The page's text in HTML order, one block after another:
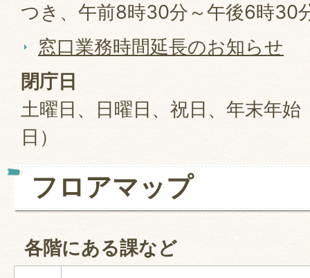
つき、午前8時30分～午後6時30
窓口業務時間延長のお知らせ
閉庁日
土曜日、日曜日、祝日、年末年始
日）
フロアマップ
各階にある課など